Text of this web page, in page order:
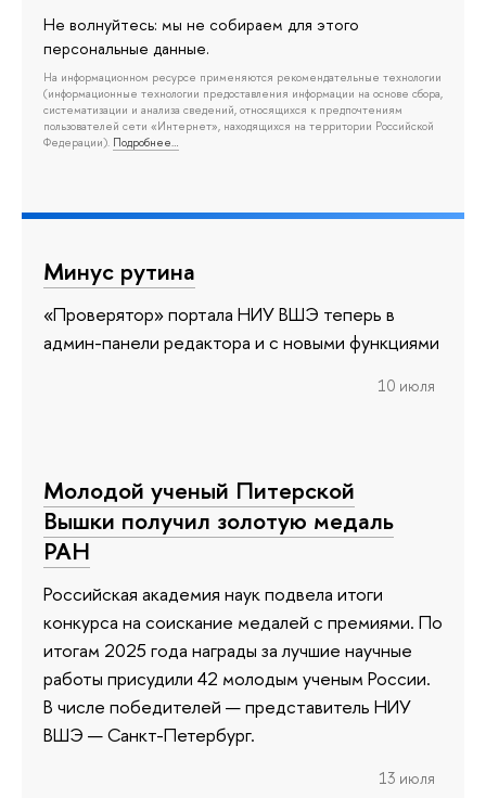
Не волнуйтесь: мы не собираем для этого
персональные данные.
На информационном ресурсе применяются рекомендательные технологии
(информационные технологии предоставления информации на основе сбора,
систематизации и анализа сведений, относящихся к предпочтениям
пользователей сети «Интернет», находящихся на территории Российской
Федерации). Подробнее…
Минус рутина
«Проверятор» портала НИУ ВШЭ теперь в
админ-панели редактора и с новыми функциями
10 июля
Молодой ученый Питерской
Вышки получил золотую медаль
РАН
Российская академия наук подвела итоги
конкурса на соискание медалей с премиями. По
итогам 2025 года награды за лучшие научные
работы присудили 42 молодым ученым России.
В числе победителей — представитель НИУ
ВШЭ — Санкт-Петербург.
13 июля